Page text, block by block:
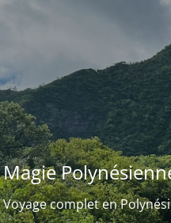
Magie
Voyage complet en